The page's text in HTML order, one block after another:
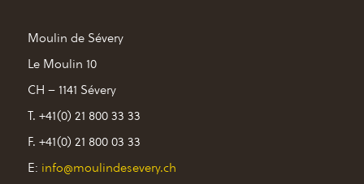
Moulin de Sévery
Le Moulin 10
CH – 1141 Sévery
T. +41(0) 21 800 33 33
F. +41(0) 21 800 03 33
E: info@moulindesevery.ch